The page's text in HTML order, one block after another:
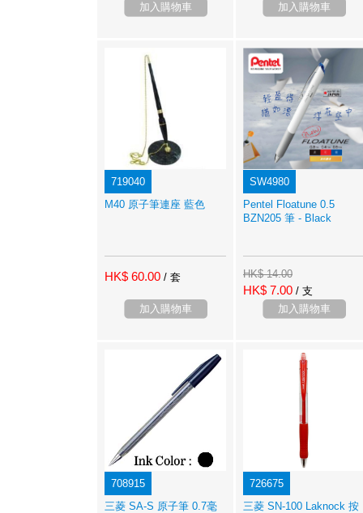
加入購物車 加入購物車
719040
M40 原子筆連座 藍色
HK$ 60.00 / 套
加入購物車
SW4980
Pentel Floatune 0.5
BZN205 筆 - Black
HK$ 14.00
HK$ 7.00 / 支
加入購物車
708915
三菱 SA-S 原子筆 0.7毫
726675
三菱 SN-100 Laknock 按